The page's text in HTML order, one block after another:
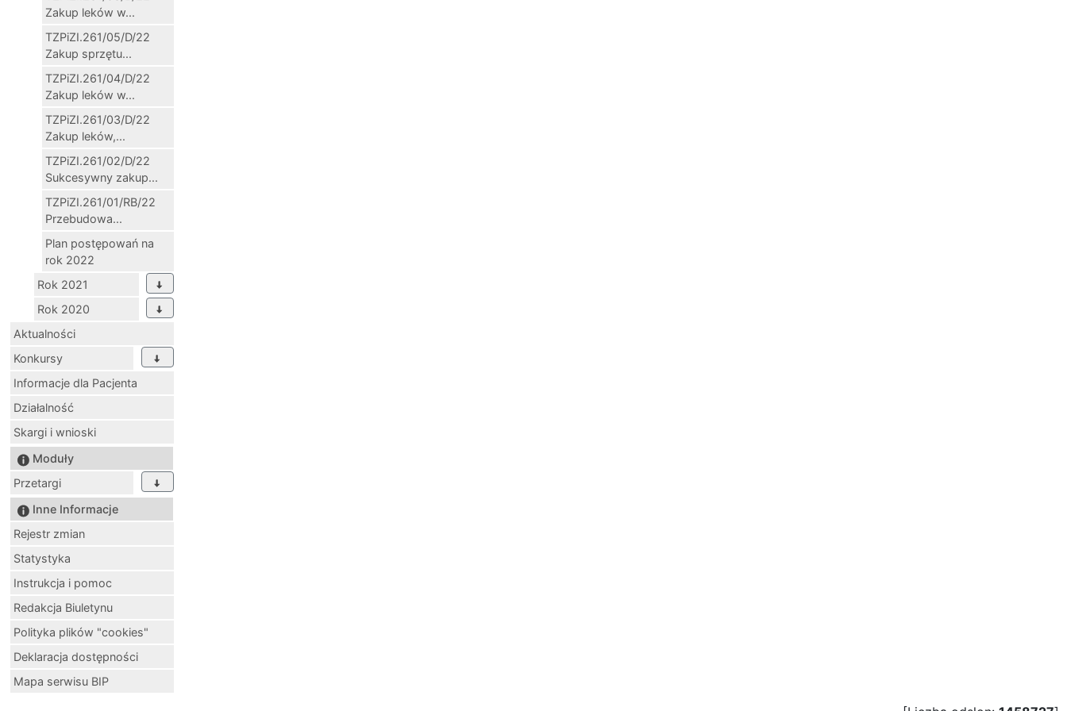
Zakup leków w...
TZPiZI.261/05/D/22
Zakup sprzętu...
TZPiZI.261/04/D/22
Zakup leków w...
TZPiZI.261/03/D/22
Zakup leków,...
TZPiZI.261/02/D/22
Sukcesywny zakup...
TZPiZI.261/01/RB/22
Przebudowa...
Plan postępowań na
rok 2022
Rok 2021
Rok 2020
Aktualności
Konkursy
Informacje dla Pacjenta
Działalność
Skargi i wnioski
Moduły
Przetargi
Inne Informacje
Rejestr zmian
Statystyka
Instrukcja i pomoc
Redakcja Biuletynu
Polityka plików "cookies"
Deklaracja dostępności
Mapa serwisu BIP